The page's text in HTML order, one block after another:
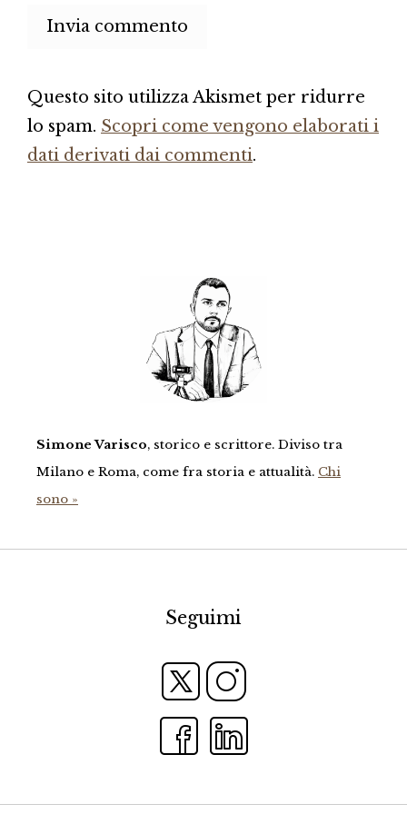
Questo sito utilizza Akismet per ridurre
lo spam. Scopri come vengono elaborati i
dati derivati dai commenti.
Simone Varisco, storico e scrittore. Diviso tra
Milano e Roma, come fra storia e attualità. Chi
sono »
Seguimi